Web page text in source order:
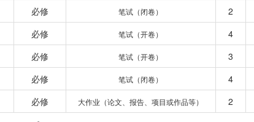
必修 笔试（闭卷） 2
必修 笔试（开卷） 4
必修 笔试（开卷） 3
必修 笔试（闭卷） 4
必修 大作业（论文、报告、项目或作品等） 2